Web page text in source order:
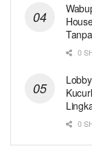
0
0